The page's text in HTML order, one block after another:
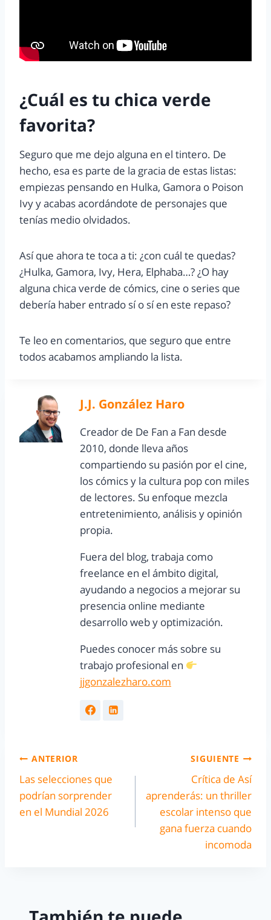
¿Cuál es tu chica verde
favorita?
Seguro que me dejo alguna en el tintero. De
hecho, esa es parte de la gracia de estas listas:
empiezas pensando en Hulka, Gamora o Poison
Ivy y acabas acordándote de personajes que
tenías medio olvidados.
Así que ahora te toca a ti: ¿con cuál te quedas?
¿Hulka, Gamora, Ivy, Hera, Elphaba…? ¿O hay
alguna chica verde de cómics, cine o series que
debería haber entrado sí o sí en este repaso?
Te leo en comentarios, que seguro que entre
todos acabamos ampliando la lista.
J.J. González Haro
Creador de De Fan a Fan desde
2010, donde lleva años
compartiendo su pasión por el cine,
los cómics y la cultura pop con miles
de lectores. Su enfoque mezcla
entretenimiento, análisis y opinión
propia.
Fuera del blog, trabaja como
freelance en el ámbito digital,
ayudando a negocios a mejorar su
presencia online mediante
desarrollo web y optimización.
Puedes conocer más sobre su
trabajo profesional en
jjgonzalezharo.com
ANTERIOR
Las selecciones que
podrían sorprender
en el Mundial 2026
SIGUIENTE
Crítica de Así
aprenderás: un thriller
escolar intenso que
gana fuerza cuando
incomoda